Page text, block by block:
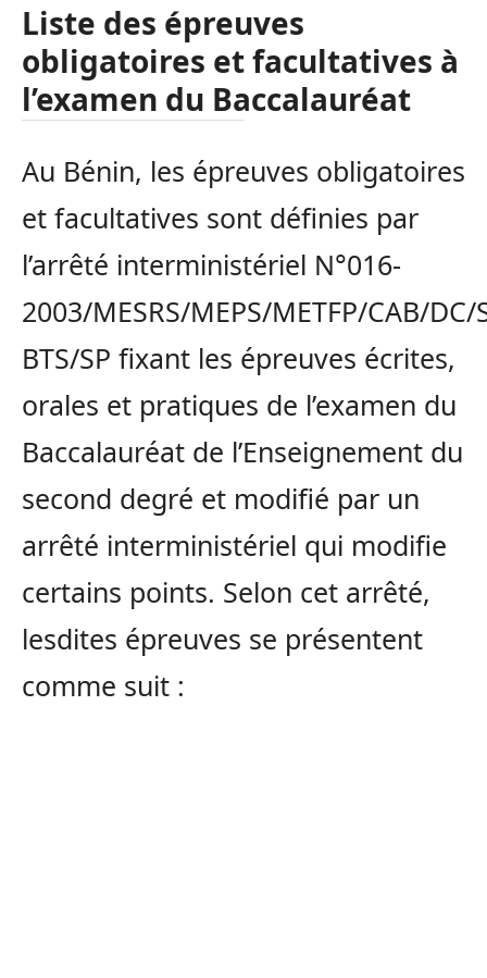
Liste des épreuves
obligatoires et facultatives à
l’examen du Baccalauréat
Au Bénin, les épreuves obligatoires
et facultatives sont définies par
l’arrêté interministériel N°016-
2003/MESRS/MEPS/METFP/CAB/
BTS/SP fixant les épreuves écrites,
orales et pratiques de l’examen du
Baccalauréat de l’Enseignement du
second degré et modifié par un
arrêté interministériel qui modifie
certains points. Selon cet arrêté,
lesdites épreuves se présentent
comme suit :